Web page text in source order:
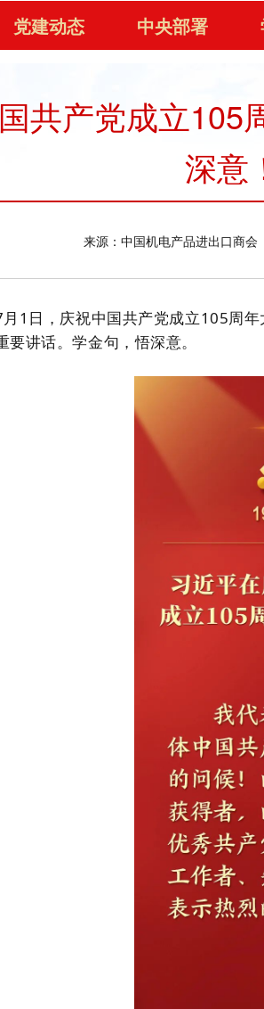
党建动态 中央部署
共产党成立105
深意
来源：中国机电产品进出口商会
1日，庆祝中国共产党成立105周
要讲话。学金句，悟深意。